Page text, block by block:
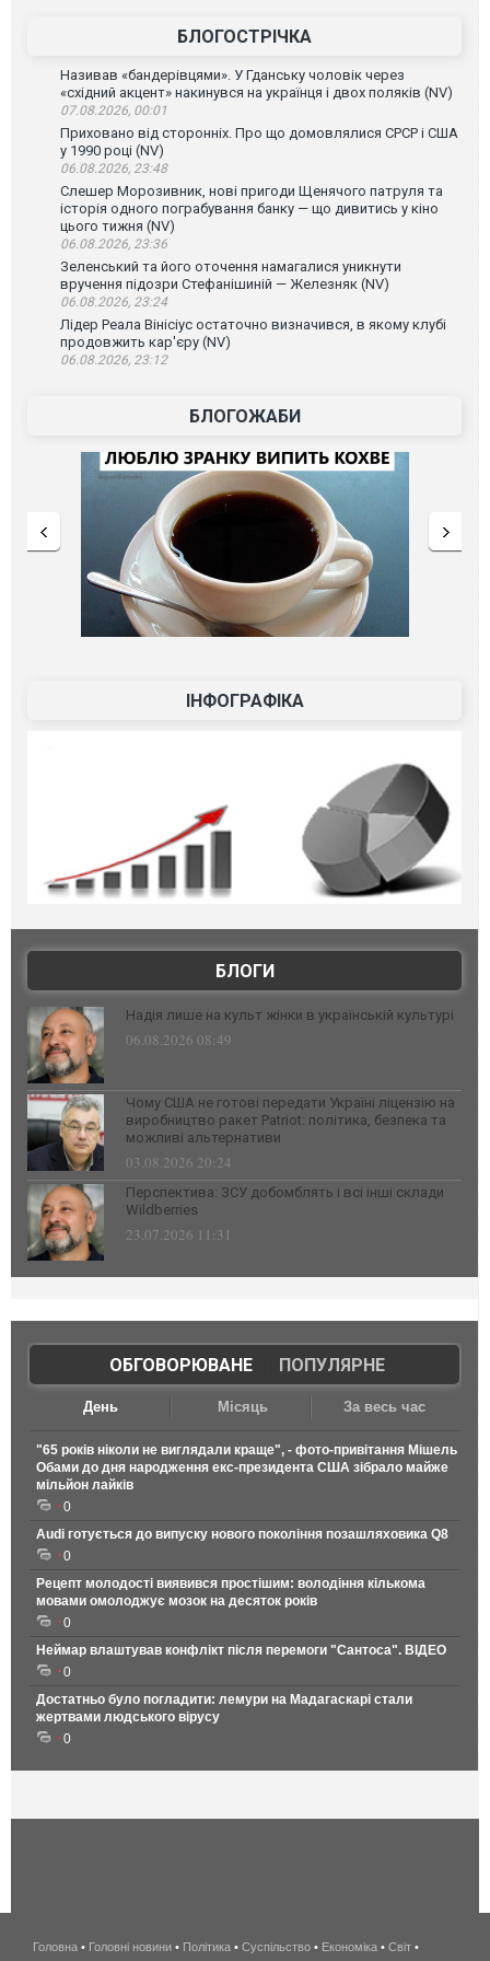
БЛОГОСТРІЧКА
Називав «бандерівцями». У Гданську чоловік через
«східний акцент» накинувся на українця і двох поляків (NV)
07.08.2026, 00:01
Приховано від сторонніх. Про що домовлялися СРСР і США
у 1990 році (NV)
06.08.2026, 23:48
Слешер Морозивник, нові пригоди Щенячого патруля та
історія одного пограбування банку — що дивитись у кіно
цього тижня (NV)
06.08.2026, 23:36
Зеленський та його оточення намагалися уникнути
вручення підозри Стефанішиній — Железняк (NV)
06.08.2026, 23:24
Лідер Реала Вінісіус остаточно визначився, в якому клубі
продовжить кар'єру (NV)
06.08.2026, 23:12
БЛОГОЖАБИ
ІНФОГРАФІКА
БЛОГИ
Надія лише на культ жінки в українській культурі
06.08.2026 08:49
Чому США не готові передати Україні ліцензію на
виробництво ракет Patriot: політика, безпека та
можливі альтернативи
03.08.2026 20:24
Перспектива: ЗСУ добомблять і всі інші склади
Wildberries
23.07.2026 11:31
ОБГОВОРЮВАНЕ| ПОПУЛЯРНЕ
День Місяць За весь час
"65 років ніколи не виглядали краще", - фото-привітання Мішель
Обами до дня народження екс-президента США зібрало майже
мільйон лайків
0
Audi готується до випуску нового покоління позашляховика Q8
0
Рецепт молодості виявився простішим: володіння кількома
мовами омолоджує мозок на десяток років
0
Неймар влаштував конфлікт після перемоги "Сантоса". ВІДЕО
0
Достатньо було погладити: лемури на Мадагаскарі стали
жертвами людського вірусу
0
беспроводной
Головна • Головні новини • Політика • Суспільство • Економіка • Світ •